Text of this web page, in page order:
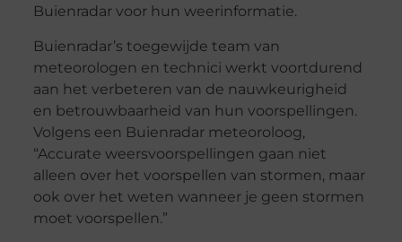
Buienradar voor hun weerinformatie.
Buienradar’s toegewijde team van
meteorologen en technici werkt voortdurend
aan het verbeteren van de nauwkeurigheid
en betrouwbaarheid van hun voorspellingen.
Volgens een Buienradar meteoroloog,
“Accurate weersvoorspellingen gaan niet
alleen over het voorspellen van stormen, maar
ook over het weten wanneer je geen stormen
moet voorspellen.”